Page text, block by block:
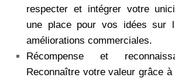
respecter et intégrer votre
une place pour vos idées sur
améliorations commerciales.
Récompense et
Reconnaître votre valeur grâce